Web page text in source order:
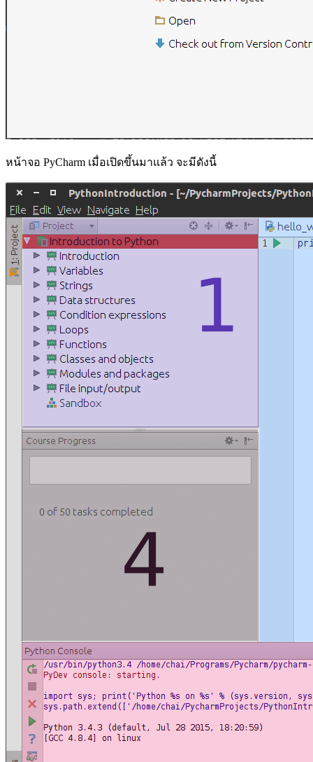
หน้าจอ PyCharm เมื่อเปิดขึ้นมาแล้ว จะมีดังนี้